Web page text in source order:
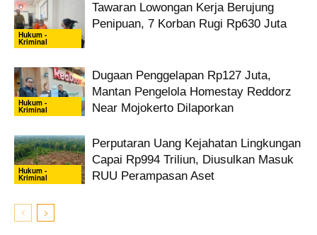
Hukum -
Kriminal
Tawaran Lowongan Kerja Berujung
Penipuan, 7 Korban Rugi Rp630 Juta
Hukum -
Kriminal
Dugaan Penggelapan Rp127 Juta,
Mantan Pengelola Homestay Reddorz
Near Mojokerto Dilaporkan
Hukum -
Kriminal
Perputaran Uang Kejahatan Lingkungan
Capai Rp994 Triliun, Diusulkan Masuk
RUU Perampasan Aset